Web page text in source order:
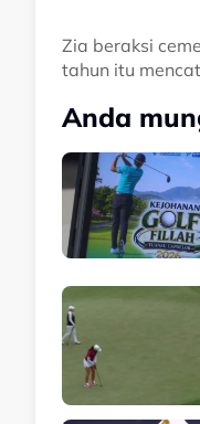
Zia beraksi
tahun itu
Anda